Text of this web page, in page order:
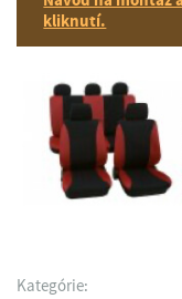
kliknutí.
Kategórie: